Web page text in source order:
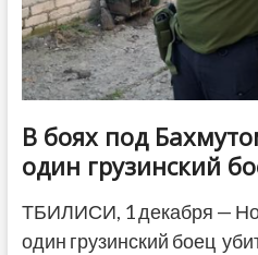
В боях под
один грузинский
ТБИЛИСИ, 1 декабря —
один грузинский боец